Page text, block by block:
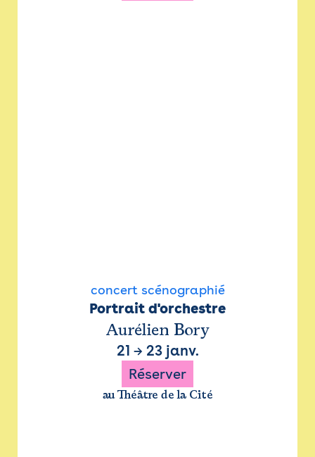
concert scénographié
Portrait d'orchestre
Aurélien Bory
21 → 23 janv.
Réserver
au Théâtre de la Cité